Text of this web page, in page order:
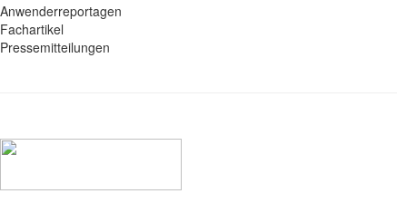
Anwenderreportagen
Fachartikel
Pressemitteilungen